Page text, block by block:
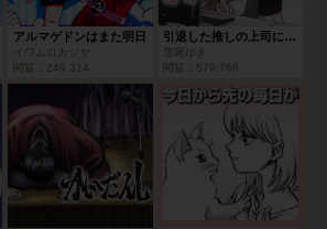
アルマゲドンはまた明日
イワムロカツヤ
閲覧：
249,314
引退した推しの上司になりました
雪尾ゆき
閲覧：
579,766